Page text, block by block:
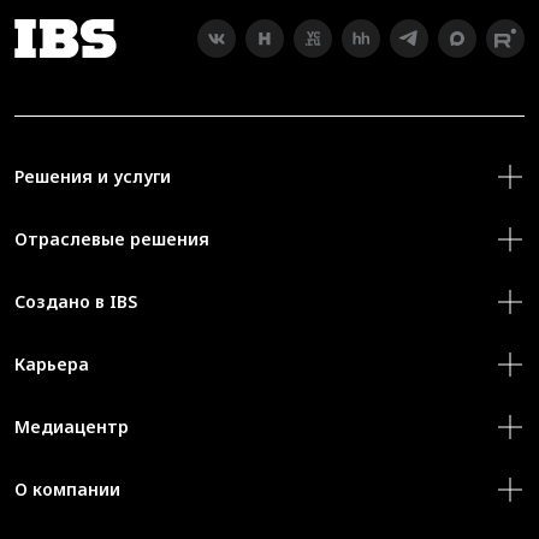
Решения и услуги
Отраслевые решения
Создано в IBS
Карьера
Медиацентр
О компании